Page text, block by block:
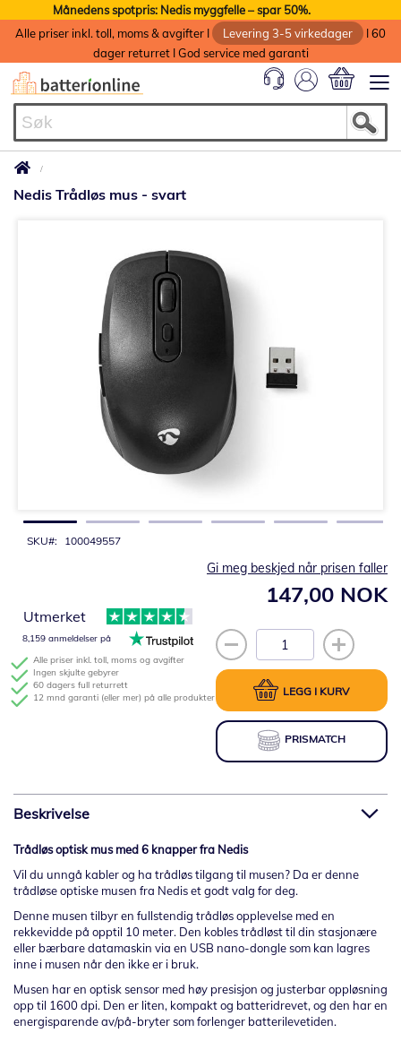
Månedens spotpris: Nedis myggfelle – spar 50%.
Alle priser inkl. toll, moms & avgifter I
Levering 3-5 virkedager
I 60
dager returret I God service med garanti
Nedis Trådløs mus - svart
SKU 100049557
147,00 NOK
Gi meg beskjed når prisen faller
LEGG I KURV
PRISMATCH
Alle priser inkl. toll, moms og avgifter
Ingen skjulte gebyrer
60 dagers full returrett
12 mnd garanti (eller mer) på alle produkter
Utmerket
8,159 anmeldelser på
bildegalleri
Beskrivelse
Trådløs optisk mus med 6 knapper fra Nedis
Vil du unngå kabler og ha trådløs tilgang til musen? Da er denne
trådløse optiske musen fra Nedis et godt valg for deg.
Denne musen tilbyr en fullstendig trådløs opplevelse med en
rekkevidde på opptil 10 meter. Den kobles trådløst til din stasjonære
eller bærbare datamaskin via en USB nano-dongle som kan lagres
inne i musen når den ikke er i bruk.
Musen har en optisk sensor med høy presisjon og justerbar oppløsning
opp til 1600 dpi. Den er liten, kompakt og batteridrevet, og den har en
energisparende av/på-bryter som forlenger batterilevetiden.